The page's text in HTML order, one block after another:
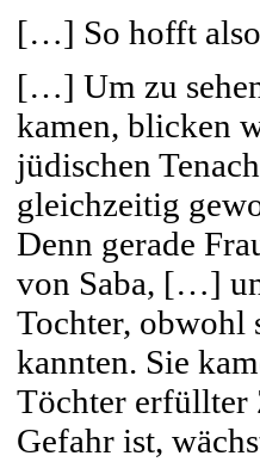
[…] So hofft also
[…] Um zu
kamen, blicken
jüdischen
gleichzeitig
Denn gerade
von Saba, […]
Tochter, obwohl
kannten. Sie
Töchter erfüllter
Gefahr ist,